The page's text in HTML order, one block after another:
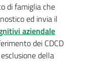
di famiglia che
ed invia il
aziendale
dei CDCD
della